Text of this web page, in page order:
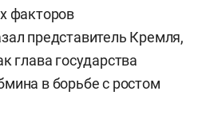
факторов
представитель Кремля,
глава государства
в борьбе с ростом